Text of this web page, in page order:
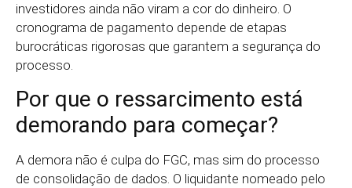
investidores ainda não viram a cor do dinheiro. O
cronograma de pagamento depende de etapas
burocráticas rigorosas que garantem a segurança do
processo.
Por que o ressarcimento está
demorando para começar?
A demora não é culpa do FGC, mas sim do processo
de consolidação de dados. O liquidante nomeado pelo